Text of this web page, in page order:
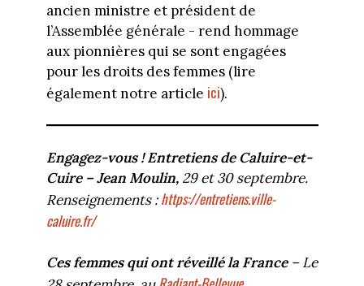
ancien ministre et président de
l’Assemblée générale - rend hommage
aux pionnières qui se sont engagées
pour les droits des femmes (lire
également notre article ici).
Engagez-vous ! Entretiens de Caluire-et-
Cuire – Jean Moulin,29 et 30 septembre.
Renseignements :https://entretiens.ville-
caluire.fr/
Ces femmes qui ont réveillé la France– Le